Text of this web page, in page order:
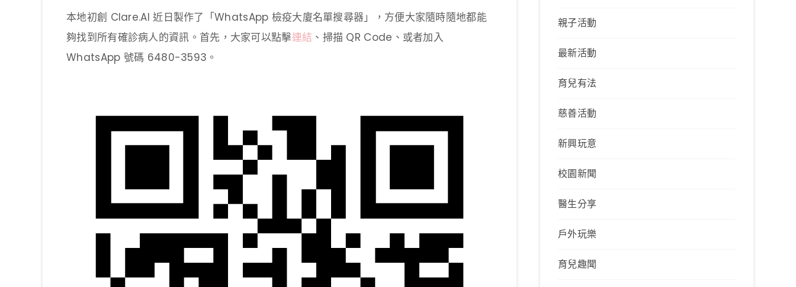
本地初創 Clare.AI 近日製作了「WhatsApp 檢疫大廈名單搜尋器」，方便大家隨時隨地都能
夠找到所有確診病人的資訊。首先，大家可以點擊連結 、掃描 QR Code、或者加入
WhatsApp 號碼 6480-3593。
親子活動
最新活動
育兒有法
慈善活動
新興玩意
校園新聞
醫生分享
戶外玩樂
育兒趣聞